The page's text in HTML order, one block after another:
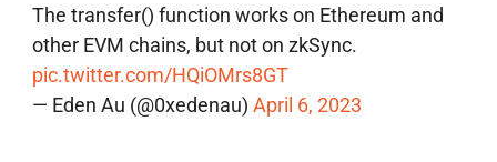
The transfer() function works on Ethereum and
other EVM chains, but not on zkSync.
pic.twitter.com/HQiOMrs8GT
— Eden Au (@0xedenau) April 6, 2023